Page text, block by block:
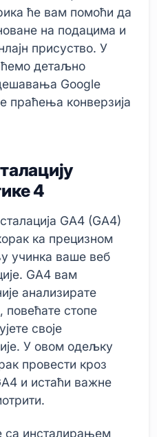
ће вам помоћи да
на подацима и
присуство. У
детаљно
Google
праћења конверзија
4
GA4 (GA4)
ка прецизном
учинка ваше веб
GA4 вам
анализирате
стопе
своје
У овом одељку
провести кроз
и истаћи важне
са инсталирањем